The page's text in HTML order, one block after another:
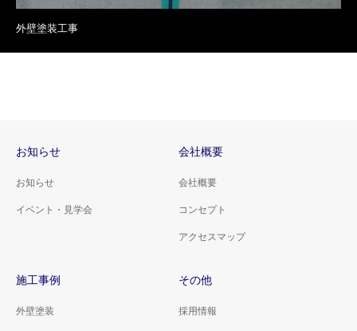
外壁塗装工事
お知らせ
お知らせ
イベント・見学会
会社概要
会社概要
コンセプト
アクセスマップ
施工事例
外壁塗装
その他
採用情報